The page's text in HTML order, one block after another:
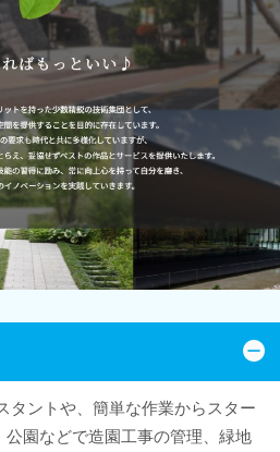
タントや、簡単な作業からスター
園などで造園工事の管理、緑地